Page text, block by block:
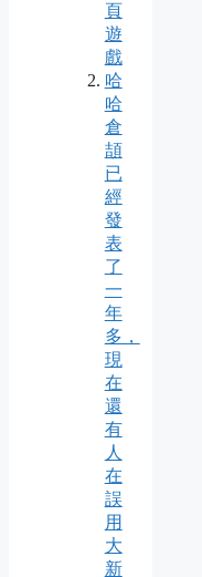
頁
遊
戲
哈
哈
倉
頡
已
經
發
表
了
一
年
多，
現
在
還
有
人
在
誤
用
大
新